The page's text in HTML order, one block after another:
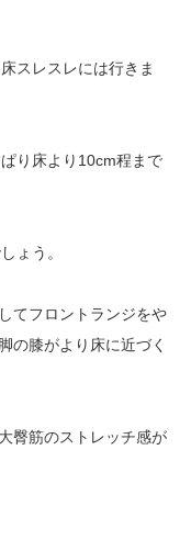
スレスレには行きま
り床より10cm程まで
ょう。
てフロントランジをや
の膝がより床に近づく
臀筋のストレッチ感が